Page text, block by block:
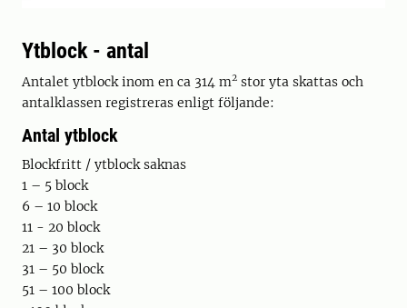
Ytblock - antal
Antalet ytblock inom en ca 314 m2 stor yta skattas och
antalklassen registreras enligt följande:
Antal ytblock
Blockfritt / ytblock saknas
1 – 5 block
6 – 10 block
11 - 20 block
21 – 30 block
31 – 50 block
51 – 100 block